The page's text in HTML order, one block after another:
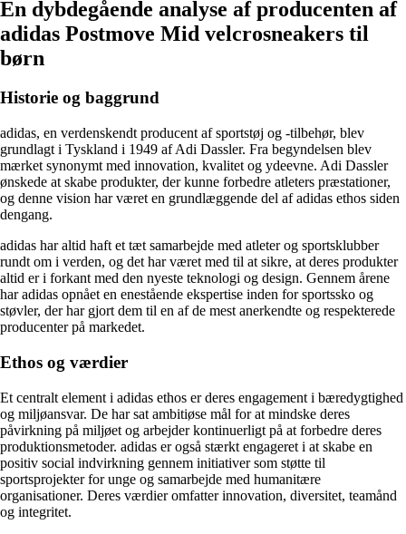
En dybdegående analyse af producenten af
adidas Postmove Mid velcrosneakers til
børn
Historie og baggrund
adidas, en verdenskendt producent af sportstøj og -tilbehør, blev
grundlagt i Tyskland i 1949 af Adi Dassler. Fra begyndelsen blev
mærket synonymt med innovation, kvalitet og ydeevne. Adi Dassler
ønskede at skabe produkter, der kunne forbedre atleters præstationer,
og denne vision har været en grundlæggende del af adidas ethos siden
dengang.
adidas har altid haft et tæt samarbejde med atleter og sportsklubber
rundt om i verden, og det har været med til at sikre, at deres produkter
altid er i forkant med den nyeste teknologi og design. Gennem årene
har adidas opnået en enestående ekspertise inden for sportssko og
støvler, der har gjort dem til en af de mest anerkendte og respekterede
producenter på markedet.
Ethos og værdier
Et centralt element i adidas ethos er deres engagement i bæredygtighed
og miljøansvar. De har sat ambitiøse mål for at mindske deres
påvirkning på miljøet og arbejder kontinuerligt på at forbedre deres
produktionsmetoder. adidas er også stærkt engageret i at skabe en
positiv social indvirkning gennem initiativer som støtte til
sportsprojekter for unge og samarbejde med humanitære
organisationer. Deres værdier omfatter innovation, diversitet, teamånd
og integritet.